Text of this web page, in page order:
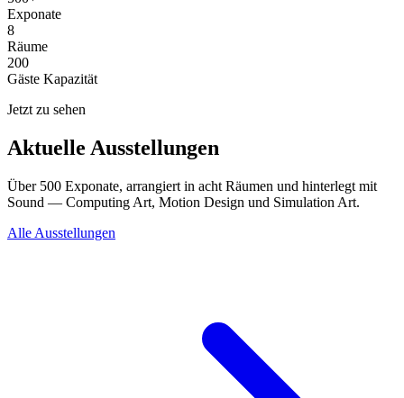
Exponate
8
Räume
200
Gäste Kapazität
Jetzt zu sehen
Aktuelle Ausstellungen
Über 500 Exponate, arrangiert in acht Räumen und hinterlegt mit
Sound — Computing Art, Motion Design und Simulation Art.
Alle Ausstellungen